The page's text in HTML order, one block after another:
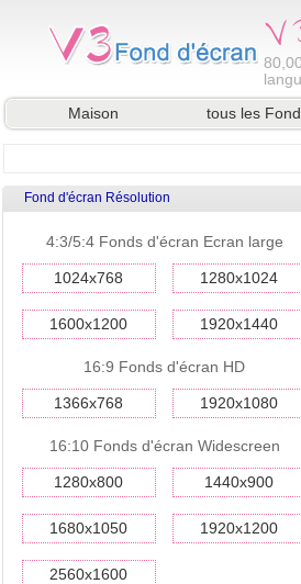
Maison
tous les
Fond d'écran Résolution
4:3/5:4 Fonds d'écran Ecran large
1024x768 1280x1024
1600x1200 1920x1440
16:9 Fonds d'écran HD
1366x768 1920x1080
16:10 Fonds d'écran Widescreen
1280x800 1440x900
1680x1050 1920x1200
2560x1600